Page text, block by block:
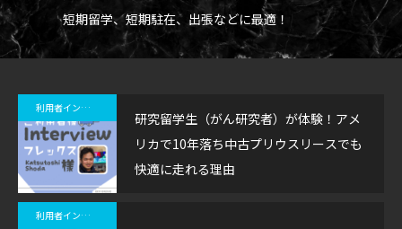
短期留学、短期駐在、出張などに最適！
利用者インタビュー
研究留学生（がん研究者）が体験！アメ
リカで10年落ち中古プリウスリースでも
快適に走れる理由
利用者インタビュー